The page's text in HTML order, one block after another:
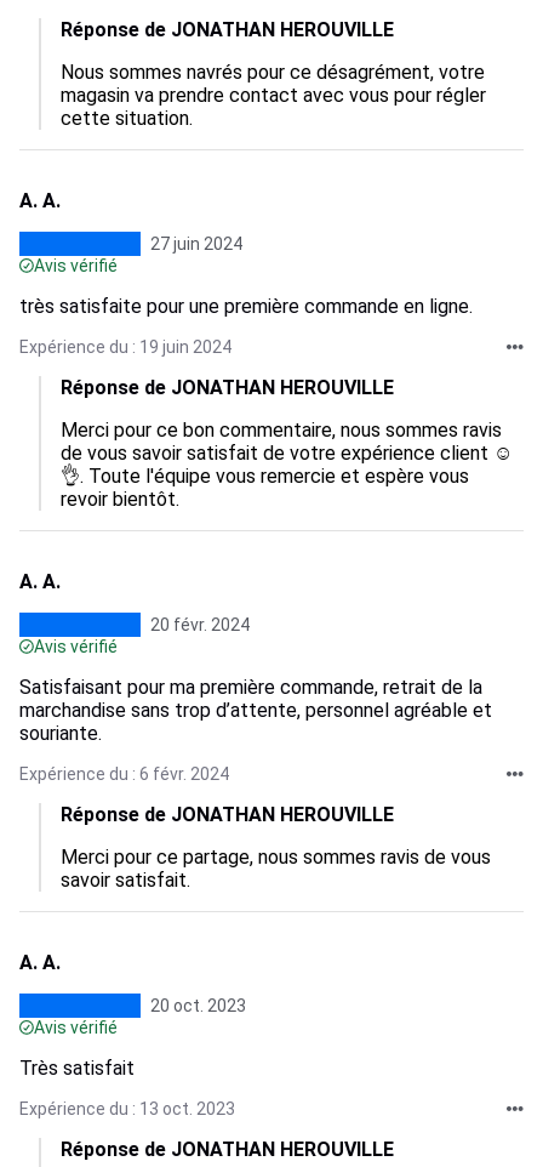
Réponse de JONATHAN HEROUVILLE
Nous sommes navrés pour ce désagrément, votre
magasin va prendre contact avec vous pour régler
cette situation.
A. A.
27 juin 2024
Avis vérifié
très satisfaite pour une première commande en ligne.
Expérience du : 19 juin 2024
Réponse de JONATHAN HEROUVILLE
Merci pour ce bon commentaire, nous sommes ravis
de vous savoir satisfait de votre expérience client ☺️
👌. Toute l'équipe vous remercie et espère vous
revoir bientôt.
A. A.
20 févr. 2024
Avis vérifié
Satisfaisant pour ma première commande, retrait de la
marchandise sans trop d’attente, personnel agréable et
souriante.
Expérience du : 6 févr. 2024
Réponse de JONATHAN HEROUVILLE
Merci pour ce partage, nous sommes ravis de vous
savoir satisfait.
A. A.
20 oct. 2023
Avis vérifié
Très satisfait
Expérience du : 13 oct. 2023
Réponse de JONATHAN HEROUVILLE